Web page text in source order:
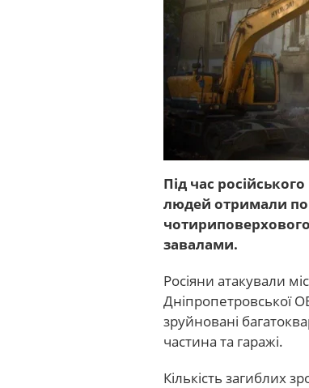
Під час
людей отримали
завалами.
Росіяни атакували
Дніпропетровської
зруйновані
частина та гаражі.
Кількість загиблих